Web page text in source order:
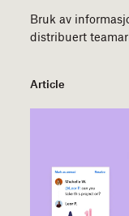
Bruk av
distribuert
Article